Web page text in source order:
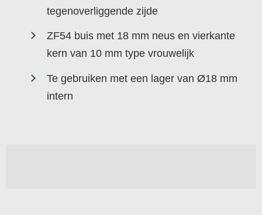
tegenoverliggende zijde
ZF54 buis met 18 mm neus en vierkante
kern van 10 mm type vrouwelijk
Te gebruiken met een lager van Ø18 mm
intern